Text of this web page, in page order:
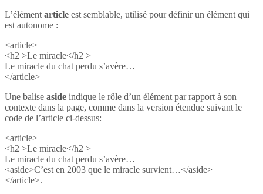
L’élément article est semblable, utilisé pour définir un élément qui
est autonome :
<article>
<h2 >Le miracle</h2 >
Le miracle du chat perdu s’avère…
</article>
Une balise aside indique le rôle d’un élément par rapport à son
contexte dans la page, comme dans la version étendue suivant le
code de l’article ci-dessus:
<article>
<h2 >Le miracle</h2 >
Le miracle du chat perdu s’avère…
<aside>C’est en 2003 que le miracle survient…</aside>
</article>.